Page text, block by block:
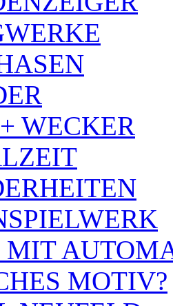
WECKER
MIT
MOTIV?